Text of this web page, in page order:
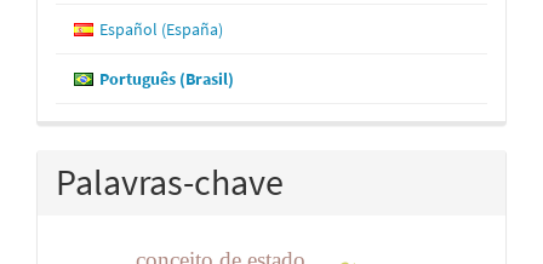
Español (España)
Português (Brasil)
Palavras-chave